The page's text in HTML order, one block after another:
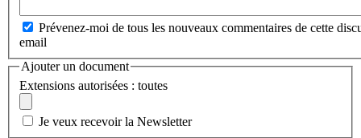
Prévenez-moi de tous les nouveaux commentaires de cette
email
Ajouter un document
Extensions autorisées : toutes
Je veux recevoir la Newsletter